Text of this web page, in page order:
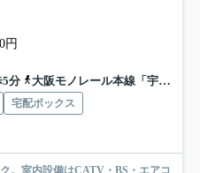
円
5分
大阪モノレール本線「宇野辺」駅 徒歩20分
宅配ボックス
。室内設備はCATV・BS・エアコ